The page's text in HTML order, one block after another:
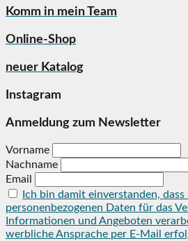
Komm in mein Team
Online-Shop
neuer Katalog
Instagram
Anmeldung zum Newsletter
Vorname
Nachname
Email
Ich bin damit einverstanden, dass
personenbezogenen Daten für das
Informationen und Angeboten
werbliche Ansprache per E-Mail